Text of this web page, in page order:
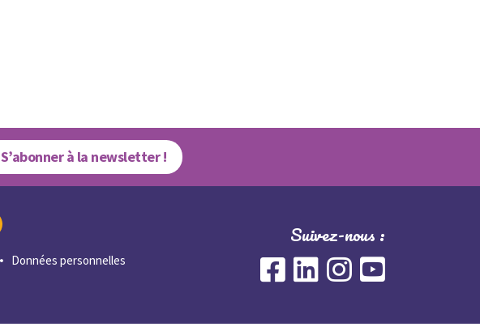
S’abonner à la newsletter !
Données personnelles
Suivez-nous :